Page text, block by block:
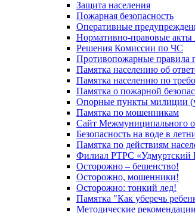
Защита населения
Пожарная безопасность
Оперативные
Нормативно-правовые
Решения Комиссии по ЧС
Противопожарные правила
Памятка населению об
Памятка населению по
Памятка о пожарной
Опорные пункты милиции
Памятка по мошенникам
Сайт Межмуниципального
Безопасность на воде в
Памятка по действиям
Филиал РТРС «Удмуртский
Осторожно – бешенство!
Осторожно, мошенники!
Осторожно: тонкий лед!
Памятка "Как уберечь
Методические